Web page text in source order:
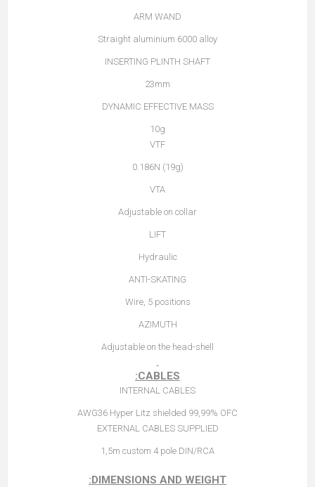
ARM WAND
Straight aluminium 6000 alloy
INSERTING PLINTH SHAFT
23mm
DYNAMIC EFFECTIVE MASS
10g
VTF
0.186N (19g)
VTA
Adjustable on collar
LIFT
Hydraulic
ANTI-SKATING
Wire, 5 positions
AZIMUTH
Adjustable on the head-shell
CABLES:
INTERNAL CABLES
AWG36 Hyper Litz shielded 99,99% OFC
EXTERNAL CABLES SUPPLIED
1,5m custom 4 pole DIN/RCA
DIMENSIONS AND WEIGHT: